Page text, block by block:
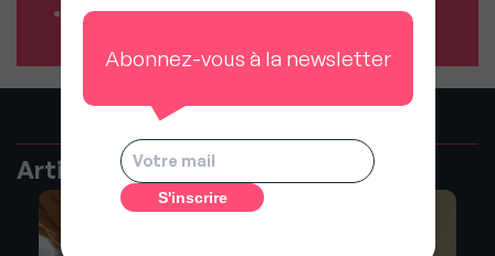
Comparateur d’assurances
Articles recommandés
Abonnez-vous à la newsletter